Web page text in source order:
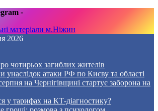
-
матеріали м.Ніжин
2026
чотирьох загиблих жителів
унаслідок атаки РФ по Києву та області
на Чернігівщині стартує заборона на
у тарифах на КТ-діагностику?